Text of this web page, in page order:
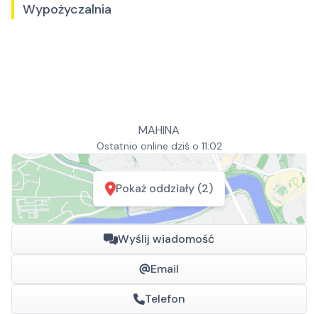
Wypożyczalnia
MAHINA
Ostatnio online dziś o 11:02
Pokaż oddziały (2)
Wyślij wiadomość
Email
Telefon